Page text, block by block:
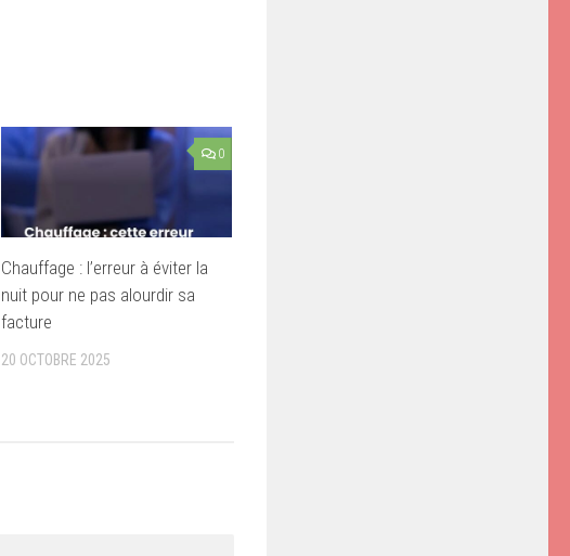
0
Chauffage : l’erreur à éviter la
nuit pour ne pas alourdir sa
facture
20 OCTOBRE 2025